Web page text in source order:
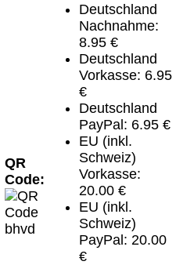
QR
Code:
Deutschland
Nachnahme:
8.95 €
Deutschland
Vorkasse: 6.95
€
Deutschland
PayPal: 6.95 €
EU (inkl.
Schweiz)
Vorkasse:
20.00 €
EU (inkl.
Schweiz)
PayPal: 20.00
€